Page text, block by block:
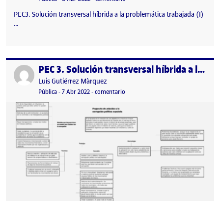
PEC3. Solución transversal híbrida a la problemática trabajada (I)
…
Publicado por PEC 3. Solución transversal híbrida a la problemática trabajada (I)
Publicado por
Luis Gutiérrez Màrquez
Visibilidad:
Pública-Fecha de publicación
7 Abr 2022-comentario